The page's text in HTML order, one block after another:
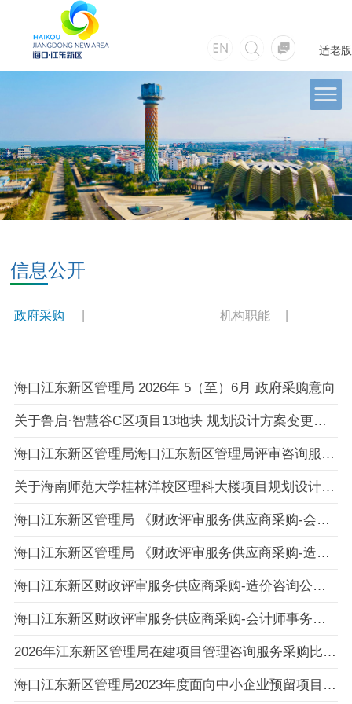
适老版
信息公开
政府采购 机构职能
海口江东新区管理局 2026年 5（至）6月 政府采购意向
关于鲁启·智慧谷C区项目13地块 规划设计方案变更的公示
海口江东新区管理局海口江东新区管理局评审咨询服务直接选定采购合同政府采购合同公告
关于海南师范大学桂林洋校区理科大楼项目规划设计方案批前公示
海口江东新区管理局 《财政评审服务供应商采购-会计师事务所》比选入围公告
海口江东新区管理局 《财政评审服务供应商采购-造价咨询公司》比选入围公告
海口江东新区财政评审服务供应商采购-造价咨询公司采购比选公告
海口江东新区财政评审服务供应商采购-会计师事务所采购比选公告
2026年江东新区管理局在建项目管理咨询服务采购比选公告
海口江东新区管理局2023年度面向中小企业预留项目执行情况公告